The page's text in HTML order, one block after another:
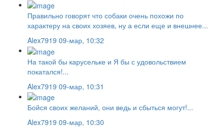
Правильно говорят что собаки очень похожи по
характеру на своих хозяев, ну а если еще и внешнее...
Alex7919 09-мар, 10:32
На такой бы карусельке и Я бы с удовольствием
покатался!...
Alex7919 09-мар, 10:31
Бойся своих желаний, они ведь и сбыться могут!...
Alex7919 09-мар, 10:30